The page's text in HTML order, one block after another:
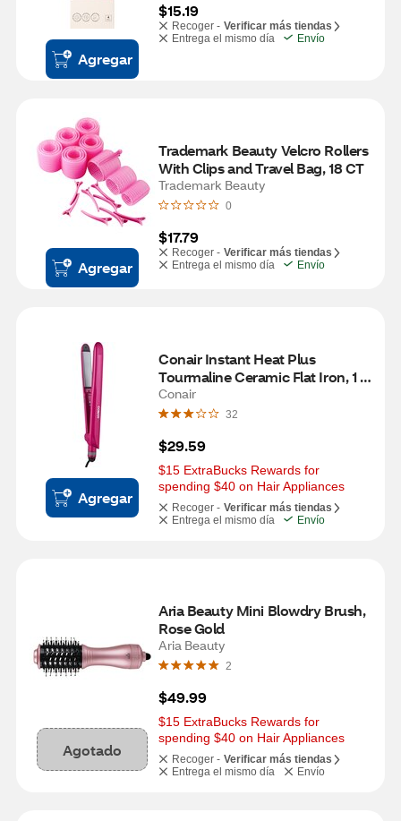
Agregar
$15.19
Recoger - Verificar más tiendas
Entrega el mismo día
Envío
Agregar
Trademark Beauty Velcro Rollers
With Clips and Travel Bag, 18 CT
Trademark Beauty
0
$17.79
Recoger - Verificar más tiendas
Entrega el mismo día
Envío
Agregar
Conair Instant Heat Plus
Tourmaline Ceramic Flat Iron, 1
IN
Conair
32
$29.59
$15 ExtraBucks Rewards for
spending $40 on Hair Appliances
Recoger - Verificar más tiendas
Entrega el mismo día
Envío
Agotado
Aria Beauty Mini Blowdry Brush,
Rose Gold
Aria Beauty
2
$49.99
$15 ExtraBucks Rewards for
spending $40 on Hair Appliances
Recoger - Verificar más tiendas
Entrega el mismo día
Envío